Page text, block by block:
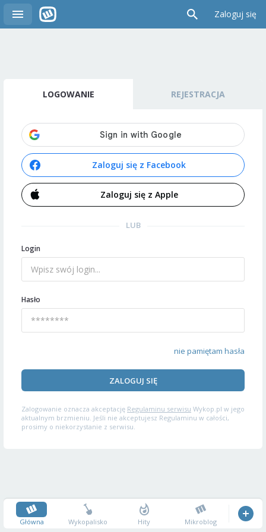
Zaloguj się
LOGOWANIE REJESTRACJA
Zaloguj się z Facebook
Zaloguj się z Apple
LUB
Login
Hasło
nie pamiętam hasła
ZALOGUJ SIĘ
Zalogowanie oznacza akceptację Regulaminu serwisu Wykop.pl w jego
aktualnym brzmieniu. Jeśli nie akceptujesz Regulaminu w całości,
prosimy o niekorzystanie z serwisu.
Główna Wykopalisko Hity Mikroblog